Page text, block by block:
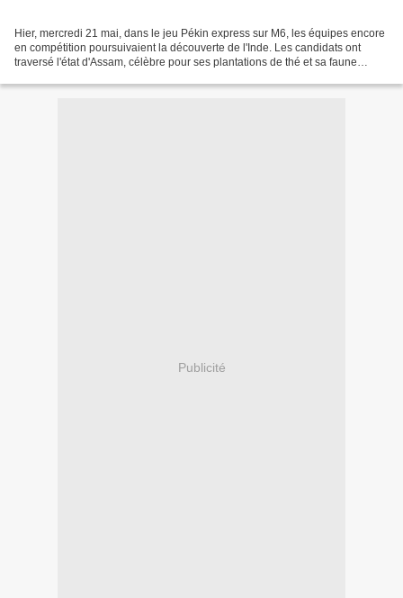
Hier, mercredi 21 mai, dans le jeu Pékin express sur M6, les équipes encore
en compétition poursuivaient la découverte de l'Inde. Les candidats ont
traversé l'état d'Assam, célèbre pour ses plantations de thé et sa faune
Publicité